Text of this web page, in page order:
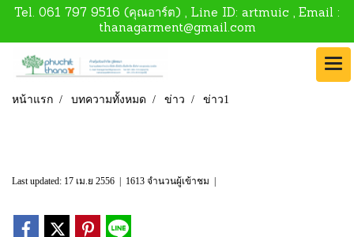
Tel. 061 797 9516 (คุณอาร์ต) , Line ID: artmuic , Email :
thanagarment@gmail.com
หน้าแรก บทความทั้งหมด ข่าว ข่าว1
Last updated: 17 เม.ย 2556 1613 จำนวนผู้เข้าชม